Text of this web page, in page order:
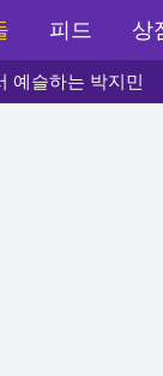
피드 상